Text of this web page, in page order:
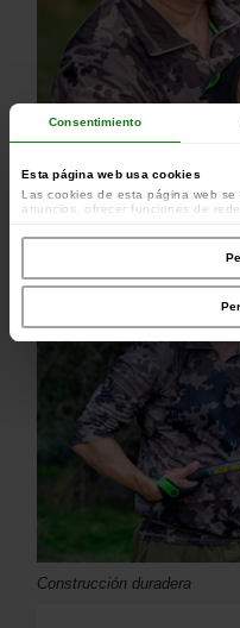
Consentimiento
Esta página web usa cookies
Las cookies de esta página web
anuncios, ofrecer funciones de
colaboradores de redes sociales,
combinarla con otra información
recopilado a partir del uso que
Construcción duradera